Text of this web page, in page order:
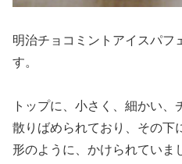
明治チョコミントアイスパフ
す。
トップに、小さく、細かい
散りばめられており、その下
形のように、かけられていま